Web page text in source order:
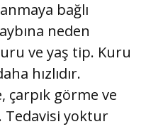
bağlı
neden
ve yaş tip. Kuru
hızlıdır.
çarpık görme ve
Tedavisi yoktur